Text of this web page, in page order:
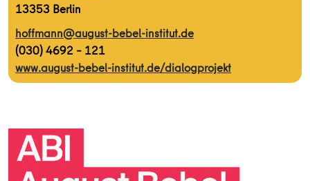
13353 Berlin
hoffmann@august-bebel-institut.de
(030) 4692 – 121
www.august-bebel-institut.de/dialogprojekt